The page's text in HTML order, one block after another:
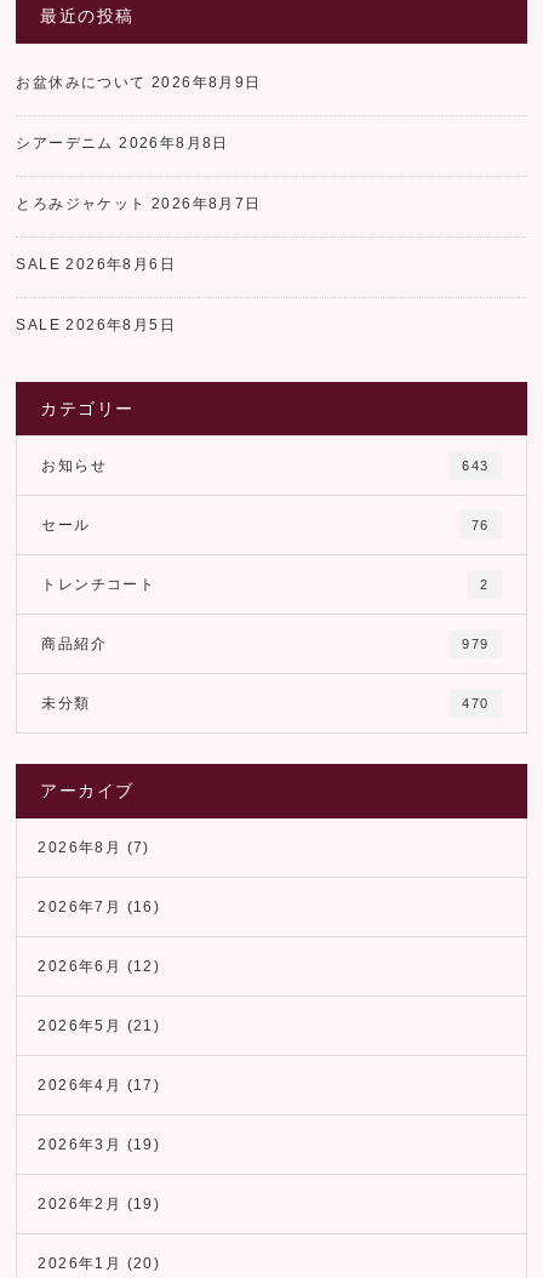
最近の投稿
お盆休みについて 2026年8月9日
シアーデニム 2026年8月8日
とろみジャケット 2026年8月7日
SALE 2026年8月6日
SALE 2026年8月5日
カテゴリー
お知らせ 643
セール 76
トレンチコート 2
商品紹介 979
未分類 470
アーカイブ
2026年8月 (7)
2026年7月 (16)
2026年6月 (12)
2026年5月 (21)
2026年4月 (17)
2026年3月 (19)
2026年2月 (19)
2026年1月 (20)